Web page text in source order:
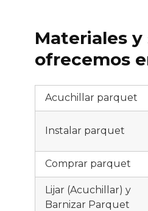
Materiales
ofrecemos
Acuchillar parquet
Instalar parquet
Comprar parquet
Lijar (Acuchillar) y
Barnizar Parquet